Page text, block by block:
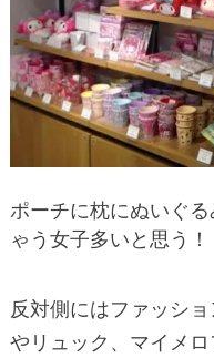
ポーチに枕にぬいぐ
ゃう女子多いと思う！
反対側にはファッシ
やリュック、マイメ